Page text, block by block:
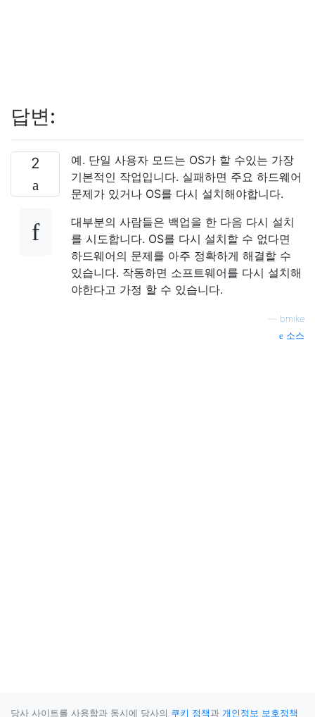
답변:
2
예. 단일 사용자 모드는 OS가 할 수있는 가장
기본적인 작업입니다. 실패하면 주요 하드웨어
문제가 있거나 OS를 다시 설치해야합니다.
대부분의 사람들은 백업을 한 다음 다시 설치
를 시도합니다. OS를 다시 설치할 수 없다면
하드웨어의 문제를 아주 정확하게 해결할 수
있습니다. 작동하면 소프트웨어를 다시 설치해
야한다고 가정 할 수 있습니다.
bmike
소스
당사 사이트를 사용함과 동시에 당사의 쿠키 정책과 개인정보 보호정책